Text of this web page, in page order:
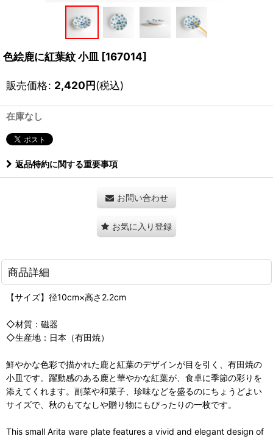
色絵鹿に紅葉紋 小皿 [167014]
販売価格: 2,420円(税込)
在庫なし
返品特約に関する重要事項
お問い合わせ
お気に入り登録
商品詳細
【サイズ】径10cm×高さ2.2cm
◇材質：磁器
◇生産地：日本（有田焼）
鮮やかな色彩で描かれた鹿と紅葉のデザインが目を引く、有田焼の
小皿です。躍動感のある鹿と華やかな紅葉が、食卓に季節の彩りを
添えてくれます。副菜や和菓子、珍味などを盛るのにちょうどよい
サイズで、秋のもてなしや贈り物にもぴったりの一枚です。
This small Arita ware plate features a vivid and elegant design of